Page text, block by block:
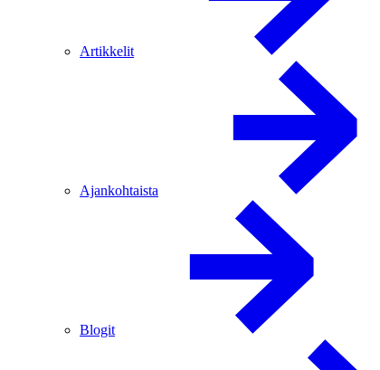
Artikkelit
Ajankohtaista
Blogit